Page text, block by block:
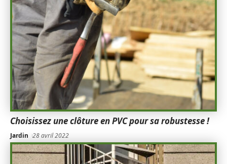
Choisissez une clôture en PVC pour sa robustesse !
Jardin 28 avril 2022